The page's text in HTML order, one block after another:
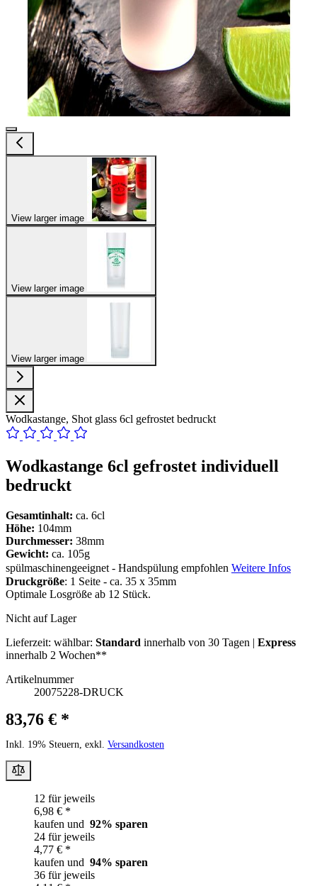
View larger image
View larger image
View larger image
Wodkastange, Shot glass 6cl gefrostet bedruckt
Wodkastange 6cl gefrostet individuell
bedruckt
Gesamtinhalt: ca. 6cl
Höhe: 104mm
Durchmesser: 38mm
Gewicht: ca. 105g
spülmaschinengeeignet - Handspülung empfohlen Weitere Infos
Druckgröße: 1 Seite - ca. 35 x 35mm
Optimale Losgröße ab 12 Stück.
Nicht auf Lager
Lieferzeit: wählbar: Standard innerhalb von 30 Tagen | Express
innerhalb 2 Wochen**
Artikelnummer
20075228-DRUCK
83,76 € *
Inkl. 19% Steuern, exkl. Versandkosten
12 für jeweils
6,98 € *
kaufen und 92% sparen
24 für jeweils
4,77 € *
kaufen und 94% sparen
36 für jeweils